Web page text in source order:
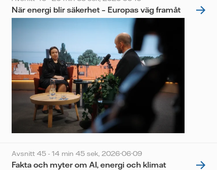
När energi blir säkerhet – Europas väg framåt
Avsnitt 45 - 14 min 45 sek, 2026-06-09
Fakta och myter om AI, energi och klimat